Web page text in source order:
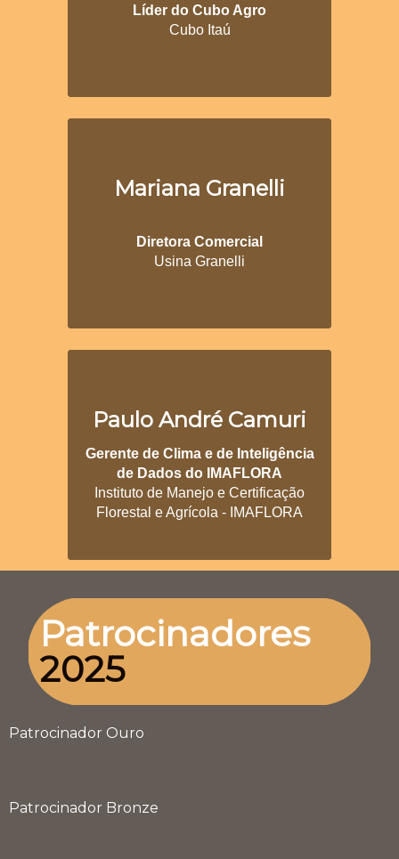
Líder do Cubo Agro
Cubo Itaú
Mariana Granelli
Diretora Comercial
Usina Granelli
Paulo André Camuri
Gerente de Clima e de Inteligência
de Dados do IMAFLORA
Instituto de Manejo e Certificação
Florestal e Agrícola - IMAFLORA
Patrocinadores
2025
Patrocinador Ouro
Patrocinador Bronze